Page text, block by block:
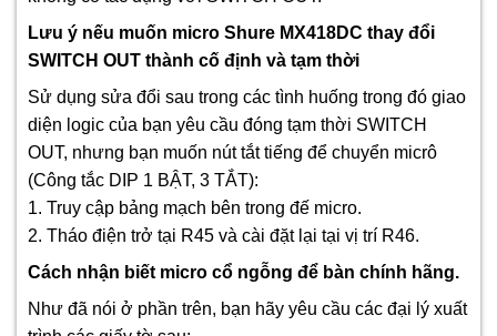
Lưu ý nếu muốn micro Shure MX418DC thay đổi
SWITCH OUT thành cố định và tạm thời
Sử dụng sửa đổi sau trong các tình huống trong đó giao
diện logic của bạn yêu cầu đóng tạm thời SWITCH
OUT, nhưng bạn muốn nút tắt tiếng để chuyển micrô
(Công tắc DIP 1 BẬT, 3 TẮT):
1. Truy cập bảng mạch bên trong đế micro.
2. Tháo điện trở tại R45 và cài đặt lại tại vị trí R46.
Cách nhận biết micro cổ ngỗng để bàn chính hãng.
Như đã nói ở phần trên, bạn hãy yêu cầu các đại lý xuất